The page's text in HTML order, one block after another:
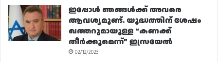
ഇപ്പോൾ ഞങ്ങൾക്ക് അവരെ
ആവശ്യമുണ്ട്. യുദ്ധത്തിന് ശേഷം
ഖത്തറുമായുള്ള “കണക്ക്
തീർക്കുമെന്ന്” ഇസ്രയേൽ
02/12/2023